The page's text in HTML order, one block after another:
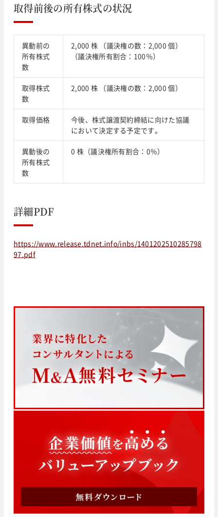
取得前後の所有株式の状況
異動前の
所有株式
数
2,000 株 （議決権の数：2,000 個）
（議決権所有割合：100％）
取得株式
数
2,000 株 （議決権の数：2,000 個）
取得価格
今後、株式譲渡契約締結に向けた協議
において決定する予定です。
異動後の
所有株式
数
0 株（議決権所有割合：0％）
詳細PDF
https://www.release.tdnet.info/inbs/1401202510285798
97.pdf